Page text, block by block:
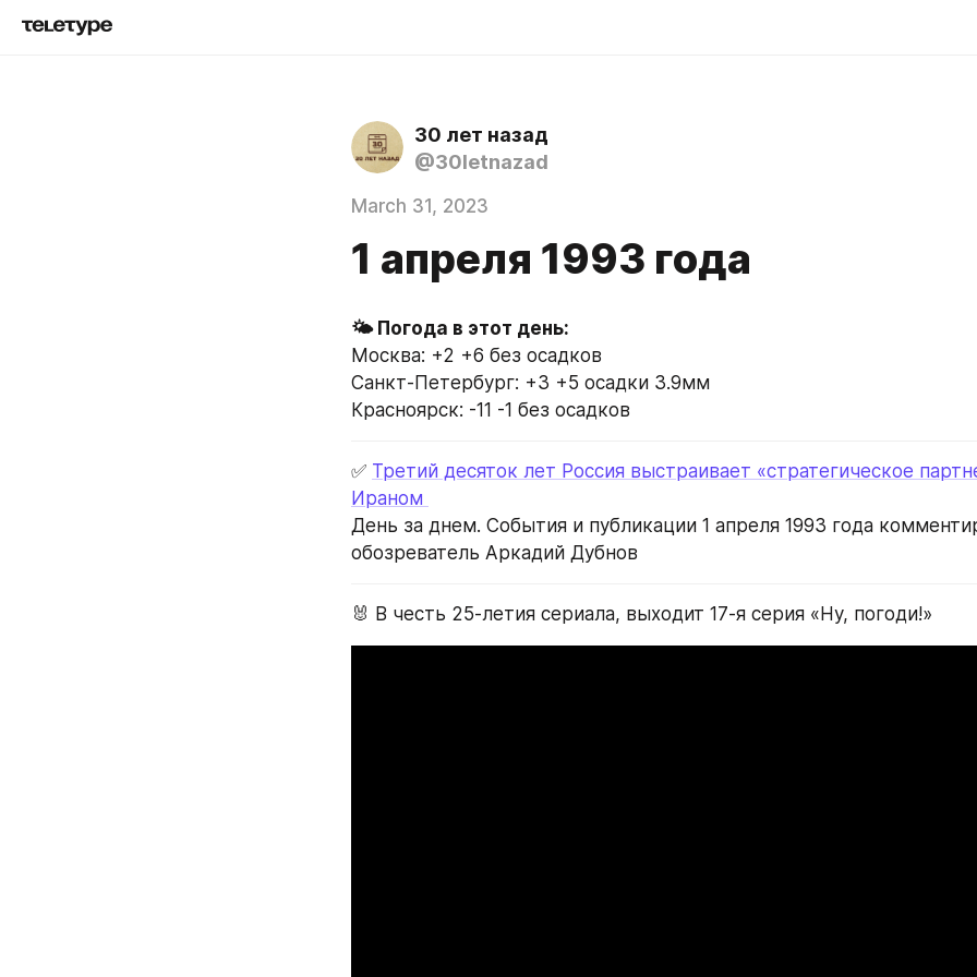
30 лет назад
@30letnazad
March 31, 2023
1 апреля 1993 года
Москва: +2 +6 без осадков
Санкт-Петербург: +3 +5 осадки 3.9мм
Красноярск: -11 -1 без осадков
✅ Третий десяток лет Россия выстраивает «стратегическое
Ираном
День за днем. События и публикации 1 апреля 1993 года
обозреватель Аркадий Дубнов
🐰 В честь 25-летия сериала, выходит 17-я серия «Ну, погоди!»